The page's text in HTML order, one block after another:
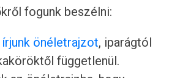
fogunk beszélni:
írjunk önéletrajzot, iparágtól
függetlenül.